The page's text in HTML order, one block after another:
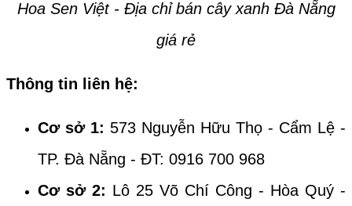
Hoa Sen Việt - Địa chỉ bán cây xanh Đà Nẵng
giá rẻ
Thông tin liên hệ:
Cơ sở 1: 573 Nguyễn Hữu Thọ - Cẩm Lệ -
TP. Đà Nẵng - ĐT: 0916 700 968
Cơ sở 2: Lô 25 Võ Chí Công - Hòa Quý -